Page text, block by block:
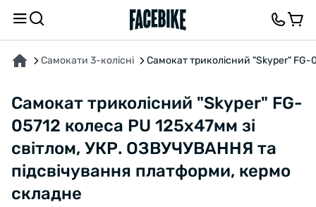
Самокати 3-колісні Самокат триколісний "Skyper" FG-
Самокат триколісний "Skyper" FG-
05712 колеса PU 125х47мм зі
світлом, УКР. ОЗВУЧУВАННЯ та
підсвічування платформи, кермо
складне
ПРО ТОВАР ХАРАКТЕРИСТИКИВІДГУКИ ТА ЗАПИТАННЯ